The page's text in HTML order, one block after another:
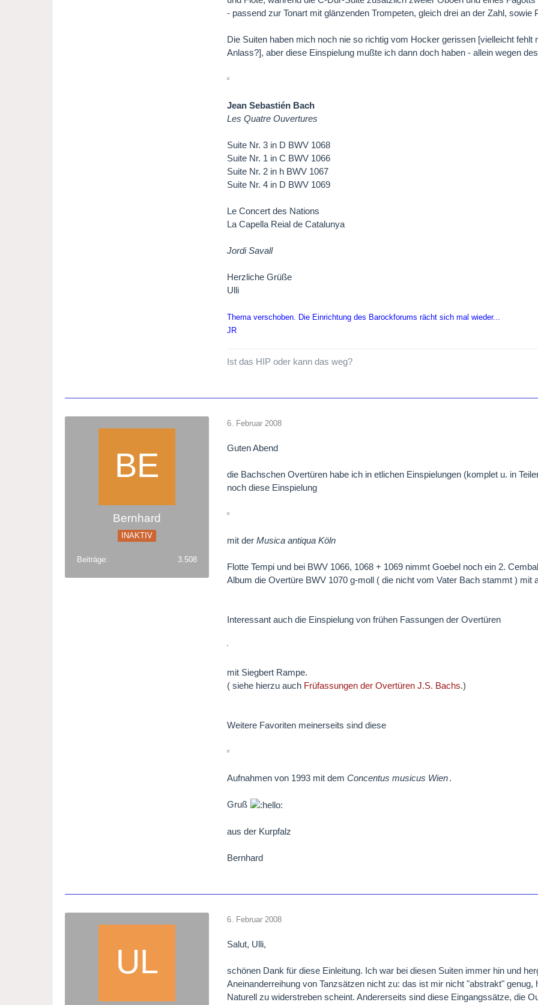
- passend zur Tonart mit glänzenden Trompeten, gleich drei an der Zahl, sowie
Die Suiten haben mich noch nie so richtig vom Hocker gerissen [vielleicht
Anlass?], aber diese Einspielung mußte ich dann doch haben - allein wegen
Jean Sebastién Bach
Les Quatre Ouvertures
Suite Nr. 3 in D BWV 1068
Suite Nr. 1 in C BWV 1066
Suite Nr. 2 in h BWV 1067
Suite Nr. 4 in D BWV 1069
Le Concert des Nations
La Capella Reial de Catalunya
Jordi Savall
Herzliche Grüße
Ulli
Thema verschoben. Die Einrichtung des Barockforums rächt sich mal wieder...
JR
Ist das HIP oder kann das weg?
Bernhard
INAKTIV
Beiträge 3.508
6. Februar 2008
Guten Abend
die Bachschen Overtüren habe ich in etlichen Einspielungen (komplet u. in
noch diese Einspielung
mit derMusica antiqua Köln
Flotte Tempi und bei BWV 1066, 1068 + 1069 nimmt Goebel noch ein 2.
Album die Overtüre BWV 1070 g-moll ( die nicht vom Vater Bach stammt ) mit
Interessant auch die Einspielung von frühen Fassungen der Overtüren
mit Siegbert Rampe.
( siehe hierzu auch Früfassungen der Overtüren J.S. Bachs.)
Weitere Favoriten meinerseits sind diese
Aufnahmen von 1993 mit demConcentus musicus Wien.
Gruß
aus der Kurpfalz
Bernhard
6. Februar 2008
Salut, Ulli,
schönen Dank für diese Einleitung. Ich war bei diesen Suiten immer hin und
Aneinanderreihung von Tanzsätzen nicht zu: das ist mir nicht "abstrakt"
Naturell zu widerstreben scheint. Andererseits sind diese Eingangssätze, die